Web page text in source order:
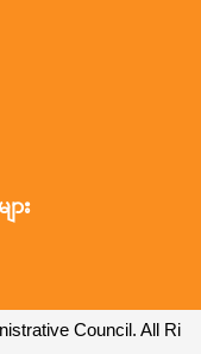
ား
Council. All Ri